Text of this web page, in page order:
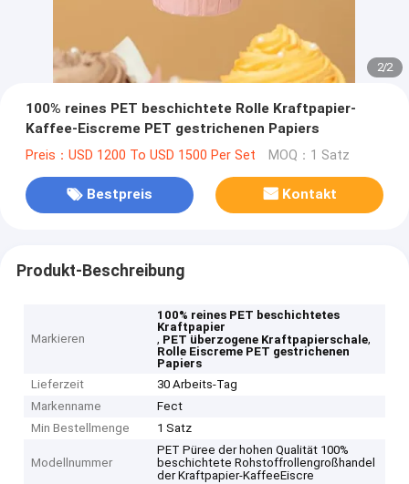
2/2
100% reines PET beschichtete Rolle Kraftpapier-
Kaffee-Eiscreme PET gestrichenen Papiers
Preis：USD 1200 To USD 1500 Per Set MOQ：1 Satz
Bestpreis Kontakt
Produkt-Beschreibung
Markieren
100% reines PET beschichtetes
Kraftpapier
, PET überzogene Kraftpapierschale,
Rolle Eiscreme PET gestrichenen
Papiers
Lieferzeit
30 Arbeits-Tag
Markenname
Fect
Min Bestellmenge
1 Satz
Modellnummer
PET Püree der hohen Qualität 100%
beschichtete Rohstoffrollengroßhandel
der Kraftpapier-KaffeeEiscre